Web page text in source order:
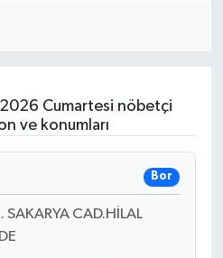
Cumartesi nöbetçi
ve konumları
Bor
CAD.HİLAL
ve Fikstür